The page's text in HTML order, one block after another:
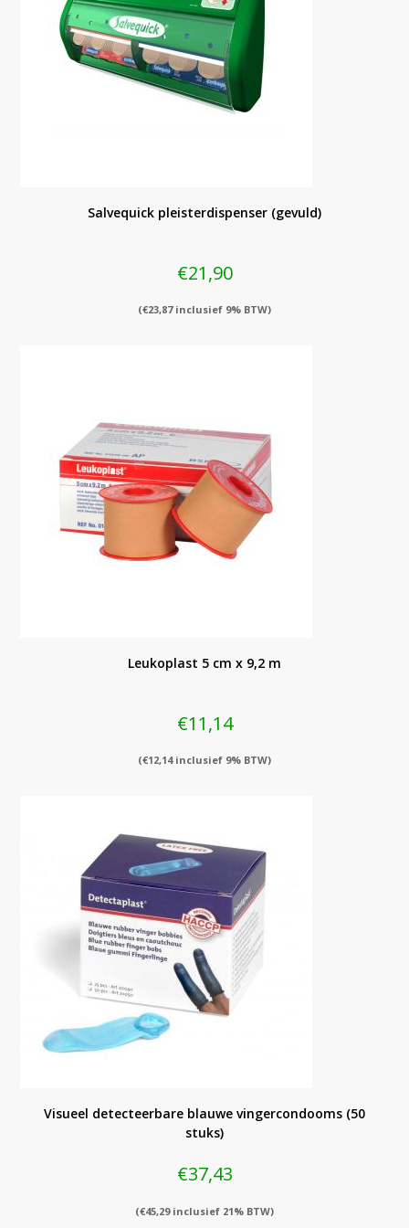
Salvequick pleisterdispenser (gevuld)
€21,90
(€23,87inclusief 9% BTW)
Leukoplast 5 cm x 9,2 m
€11,14
(€12,14inclusief 9% BTW)
Visueel detecteerbare blauwe vingercondooms (50
stuks)
€37,43
(€45,29inclusief 21% BTW)